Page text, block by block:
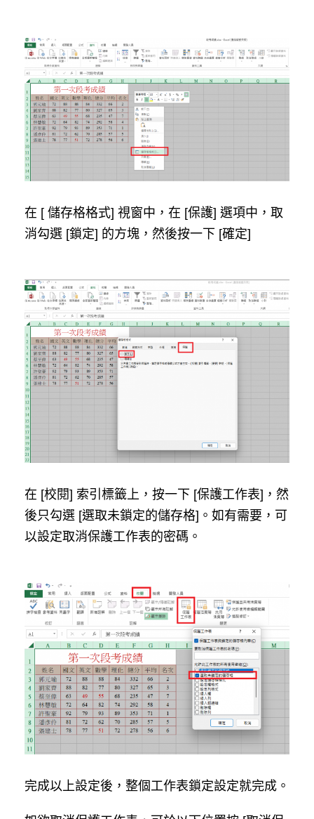
在 [ 儲存格格式] 視窗中，在 [保護] 選項中，取
消勾選 [鎖定] 的方塊，然後按一下 [確定]
在 [校閱] 索引標籤上，按一下 [保護工作表]，然
後只勾選 [選取未鎖定的儲存格]。如有需要，可
以設定取消保護工作表的密碼。
完成以上設定後，整個工作表鎖定設定就完成。